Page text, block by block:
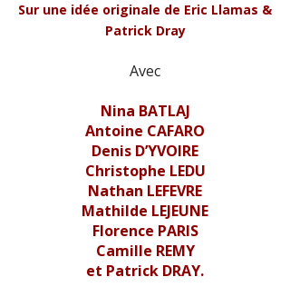
Sur une idée originale de Eric Llamas &
Patrick Dray
Avec
Nina BATLAJ
Antoine CAFARO
Denis D’YVOIRE
Christophe LEDU
Nathan LEFEVRE
Mathilde LEJEUNE
Florence PARIS
Camille REMY
et Patrick DRAY.